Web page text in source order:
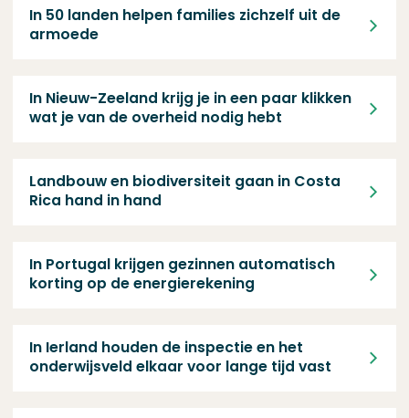
In 50 landen helpen families zichzelf uit de
armoede
In Nieuw-Zeeland krijg je in een paar klikken
wat je van de overheid nodig hebt
Landbouw en biodiversiteit gaan in Costa
Rica hand in hand
In Portugal krijgen gezinnen automatisch
korting op de energierekening
In Ierland houden de inspectie en het
onderwijsveld elkaar voor lange tijd vast